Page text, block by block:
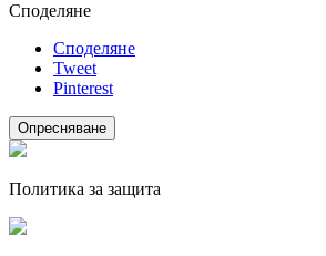
Споделяне
Споделяне
Tweet
Pinterest
Политика за защита